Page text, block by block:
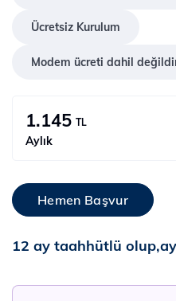
Ücretsiz Kurulum
Modem ücreti dahil
1.145 TL
Aylık
Hemen Başvur
12 ay taahhütlü